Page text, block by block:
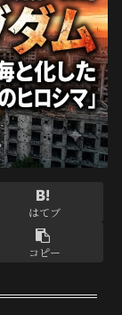
はてブ
コピー